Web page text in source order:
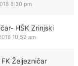
8:30 pm
HŠK Zrinjski
10:52 am
Željezničar